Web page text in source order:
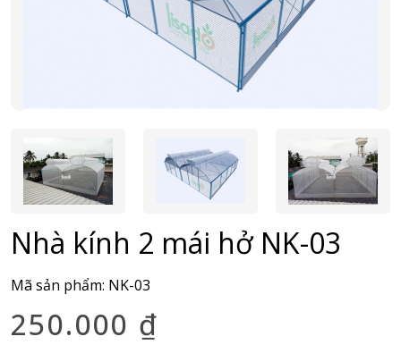
Nhà kính 2 mái hở NK-03
Mã sản phẩm: NK-03
250.000 ₫